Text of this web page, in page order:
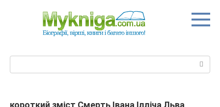
короткий зміст Смерть Івана Ілліча Льва